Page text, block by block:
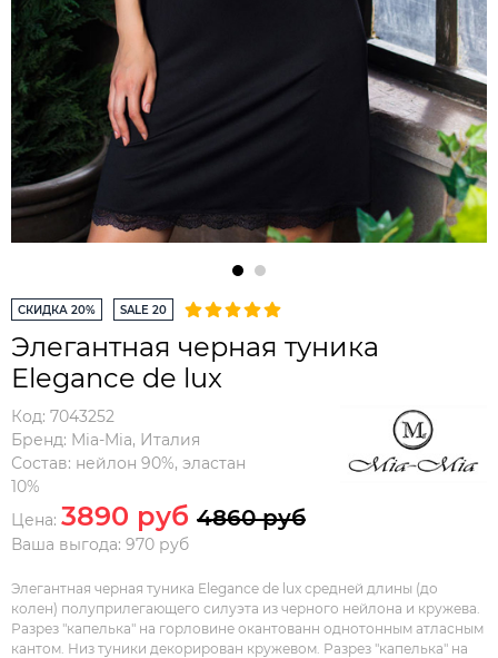
СКИДКА 20% SALE 20
Элегантная черная туника
Elegance de lux
Код: 7043252
Бренд: Mia-Mia, Италия
Состав: нейлон 90%, эластан
10%
Цена: 3890 руб 4860 руб
Ваша выгода: 970 руб
Элегантная черная туника Elegance de lux средней длины (до
колен) полуприлегающего силуэта из черного нейлона и кружева.
Разрез "капелька" на горловине окантованн однотонным атласным
кантом. Низ туники декорирован кружевом. Разрез "капелька" на